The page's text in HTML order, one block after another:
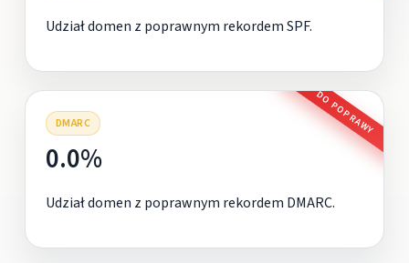
Udział domen z poprawnym rekordem SPF.
DMARC DO POPRAWY
0.0%
Udział domen z poprawnym rekordem DMARC.